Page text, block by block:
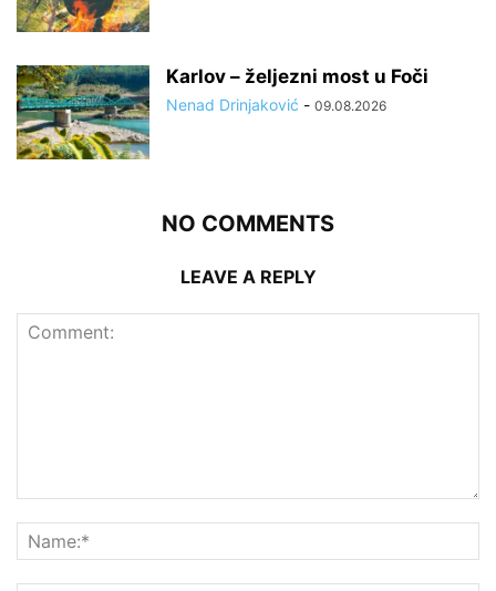
Karlov – željezni most u Foči
Nenad Drinjaković - 09.08.2026
NO COMMENTS
LEAVE A REPLY